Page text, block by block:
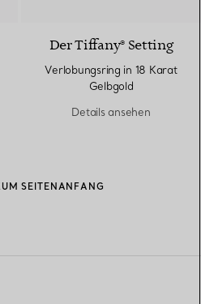
Der Tiffany® Setting
Verlobungsring in 18 Karat
Gelbgold
Details ansehen
SEITENANFANG